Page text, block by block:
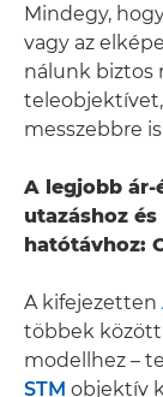
Mindegy,
vagy az
nálunk biztos
messzebbre
A legjobb
utazáshoz
hatótávhoz:
A kifejezetten
többek között
modellhez –
STM objektív